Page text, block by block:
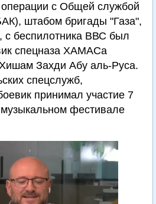
с Общей службой
штабом бригады "Газа",
с беспилотника ВВС был
спецназа ХАМАСа
Захди Абу аль-Руса.
спецслужб,
принимал участие 7
фестивале